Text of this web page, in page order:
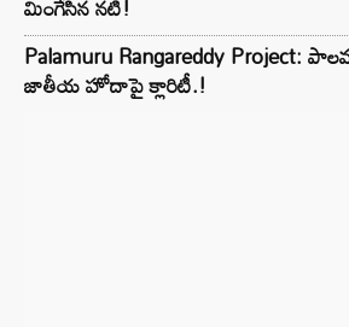
Palamuru Rangareddy Project:
జాతీయ హోదాపై క్లారిటీ.!